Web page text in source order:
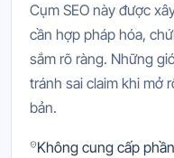
Cụm SEO này được
cần hợp pháp hóa,
sắm rõ ràng. Những
tránh sai claim khi mở
bản.
Không cung cấp